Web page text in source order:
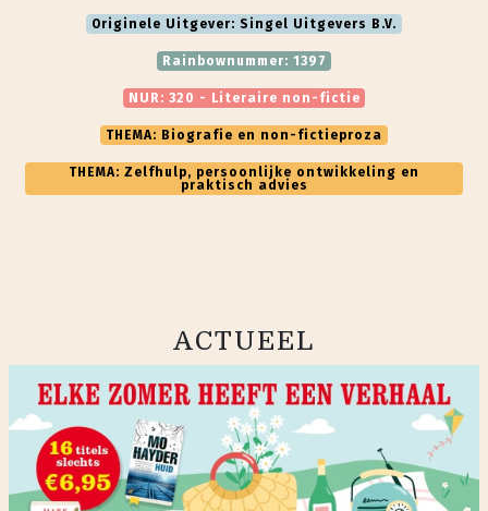
Originele Uitgever: Singel Uitgevers B.V.
Rainbownummer: 1397
NUR: 320 - Literaire non-fictie
THEMA: Biografie en non-fictieproza
THEMA: Zelfhulp, persoonlijke ontwikkeling en
praktisch advies
ACTUEEL